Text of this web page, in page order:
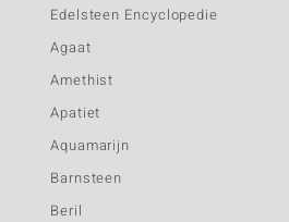
Edelsteen Encyclopedie
Agaat
Amethist
Apatiet
Aquamarijn
Barnsteen
Beril